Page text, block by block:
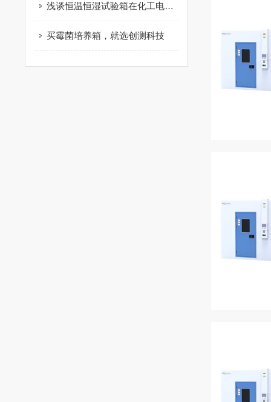
浅谈恒温恒湿试验箱在化工电子行业中的应用
买霉菌培养箱，就选创测科技